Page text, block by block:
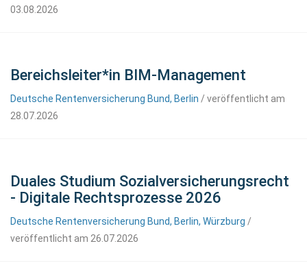
03.08.2026
Bereichsleiter*in BIM-Management
Deutsche Rentenversicherung Bund, Berlin / veröffentlicht am
28.07.2026
Duales Studium Sozialversicherungsrecht
- Digitale Rechtsprozesse 2026
Deutsche Rentenversicherung Bund, Berlin, Würzburg /
veröffentlicht am 26.07.2026